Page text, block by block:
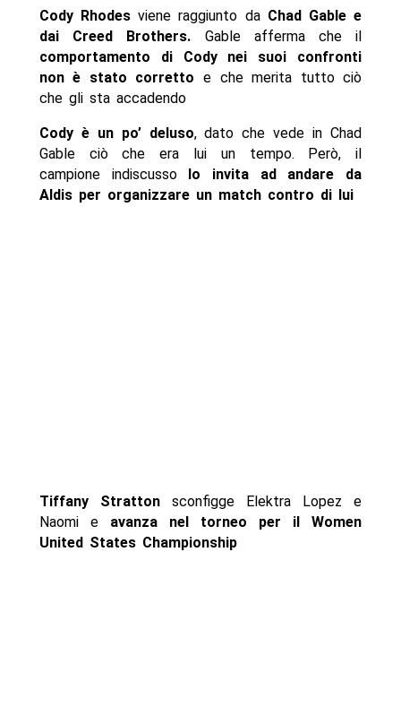
Cody Rhodesviene raggiunto da Chad Gable e
dai Creed Brothers. Gable afferma che il
comportamento di Cody nei suoi confronti
non è stato corretto e che merita tutto ciò
che gli sta accadendo
Cody è un po’ deluso, dato che vede in Chad
Gable ciò che era lui un tempo. Però, il
campione indiscusso
lo invita ad andare da
Aldis per organizzare un match contro di lui
Tiffany Stratton sconfigge Elektra Lopez e
Naomi e avanza nel torneo per il Women
United States Championship